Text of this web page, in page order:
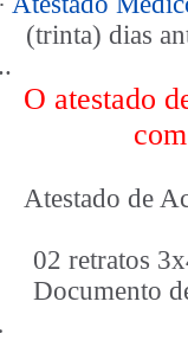
(trinta) dias
..
O atestado
Atestado de
02 retratos
Documento
.